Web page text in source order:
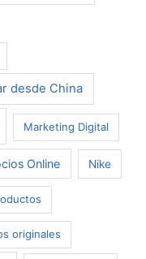
desde China
Marketing Digital
Online Nike
originales